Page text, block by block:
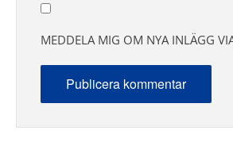
MEDDELA MIG OM NYA INLÄGG